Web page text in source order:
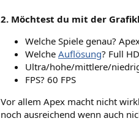
2. Möchtest du mit der
Welche Spiele genau?
Welche Auflösung? Full
Ultra/hohe/mittlere/
FPS? 60 FPS
Vor allem Apex macht nicht
noch ausreichend wenn auch